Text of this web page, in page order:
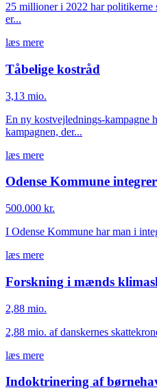
25 millioner i 2022 har politikerne
er...
læs mere
Tåbelige kostråd
3,13 mio.
En ny kostvejlednings-kampagne
kampagnen, der...
læs mere
Odense Kommune
500.000 kr.
I Odense Kommune har man i
læs mere
Forskning i mænds
2,88 mio.
2,88 mio. af danskernes
læs mere
Indoktrinering af